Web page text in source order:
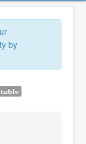
by